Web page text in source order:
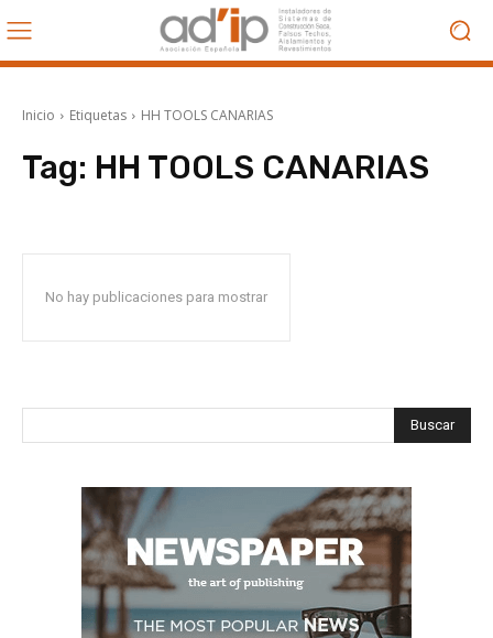
Inicio Etiquetas HH TOOLS CANARIAS
Tag: HH TOOLS CANARIAS
No hay publicaciones para mostrar
Buscar